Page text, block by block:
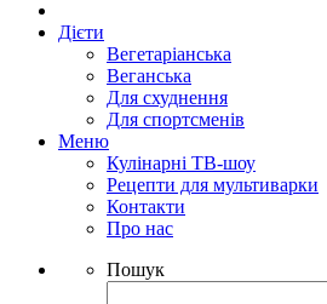
Дієти
Вегетаріанська
Веганська
Для схуднення
Для спортсменів
Меню
Кулінарні ТВ-шоу
Рецепти для мультиварки
Контакти
Про нас
Пошук